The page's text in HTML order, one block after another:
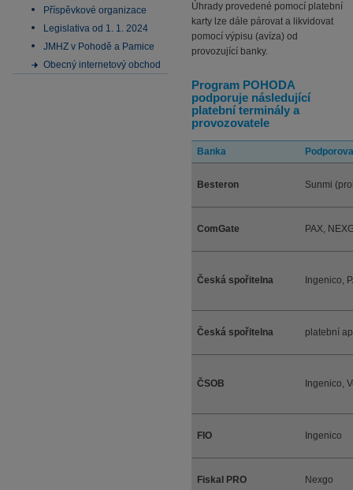
Příspěvkové organizace
Legislativa od 1. 1. 2024
JMHZ v Pohodě a Pamice
Obecný internetový obchod
Úhrady provedené pomocí platební
karty lze dále párovat a likvidovat
pomocí výpisu (avíza) od
provozující banky.
Program POHODA
podporuje následující
platební terminály a
provozovatele
Banka
Besteron Sunmi
ComGate PAX,
Česká spořitelna Ingenico,
Česká spořitelna platební
ČSOB Ingenico,
FIO Ingenico
Fiskal PRO Nexgo